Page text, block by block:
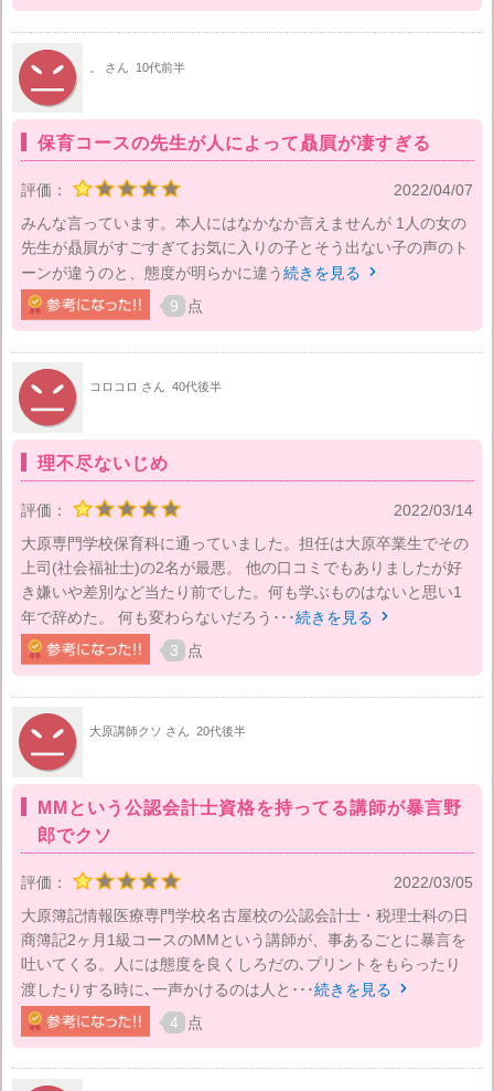
。 さん 10代前半
保育コースの先生が人によって贔屓が凄すぎる
評価：
2022/04/07
みんな言っています。本人にはなかなか言えませんが 1人の女の
先生が贔屓がすごすぎてお気に入りの子とそう出ない子の声のト
ーンが違うのと、態度が明らかに違う続きを見る 
9 点
コロコロ さん 40代後半
理不尽ないじめ
評価：
2022/03/14
大原専門学校保育科に通っていました。担任は大原卒業生でその
上司(社会福祉士)の2名が最悪。 他の口コミでもありましたが好
き嫌いや差別など当たり前でした。何も学ぶものはないと思い1
年で辞めた。 何も変わらないだろう･･･続きを見る 
3 点
大原講師クソ さん 20代後半
MMという公認会計士資格を持ってる講師が暴言野
郎でクソ
評価：
2022/03/05
大原簿記情報医療専門学校名古屋校の公認会計士・税理士科の日
商簿記2ヶ月1級コースのMMという講師が、事あるごとに暴言を
吐いてくる。人には態度を良くしろだの､プリントをもらったり
渡したりする時に､一声かけるのは人と･･･続きを見る 
4 点